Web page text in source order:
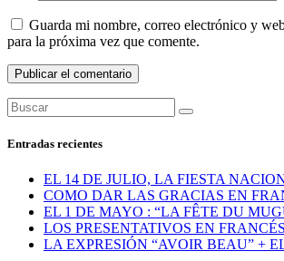
Guarda mi nombre, correo electrónico y
para la próxima vez que comente.
Entradas recientes
EL 14 DE JULIO, LA FIESTA
COMO DAR LAS GRACIAS EN
EL 1 DE MAYO : “LA FÊTE DU
LOS PRESENTATIVOS EN FRANCÉS
LA EXPRESIÓN “AVOIR BEAU” +